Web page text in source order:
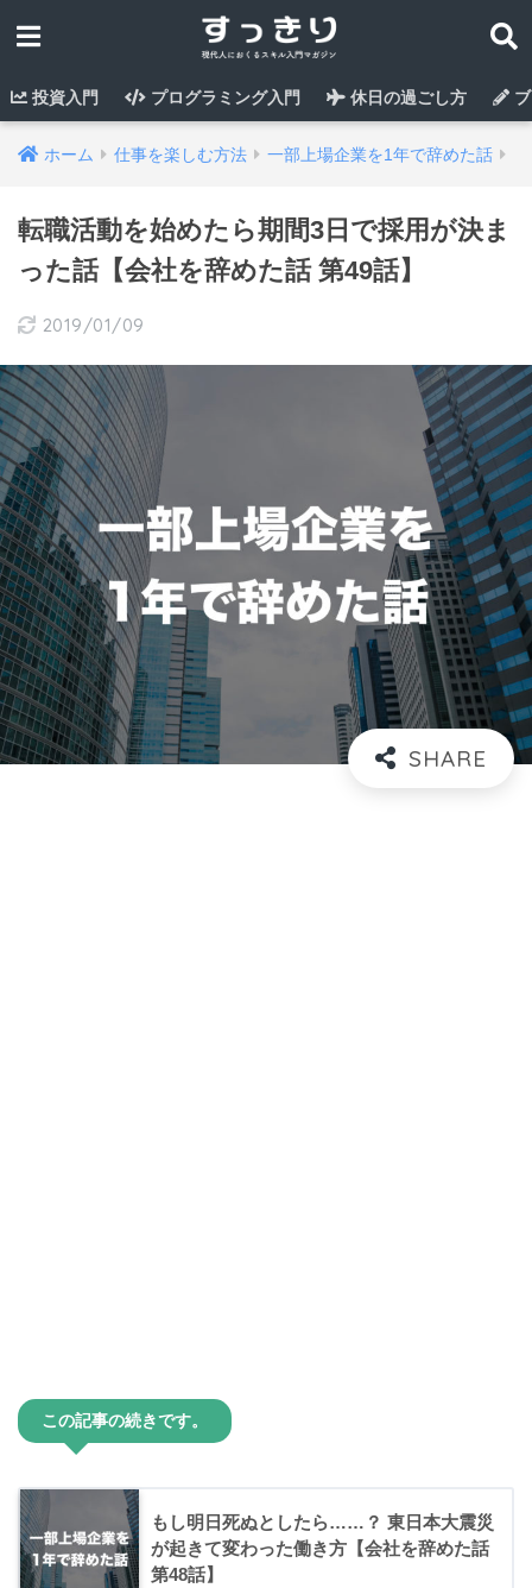
投資入門 プログラミング入門 休日の過ごし方
ホーム 仕事を楽しむ方法 一部上場企業を1年で辞めた話
転職活動を始めたら期間3日で採用が決ま
った話【会社を辞めた話 第49話】
2019/01/09
この記事の続きです。
もし明日死ぬとしたら……？ 東日本大震災
が起きて変わった働き方【会社を辞めた話
第48話】